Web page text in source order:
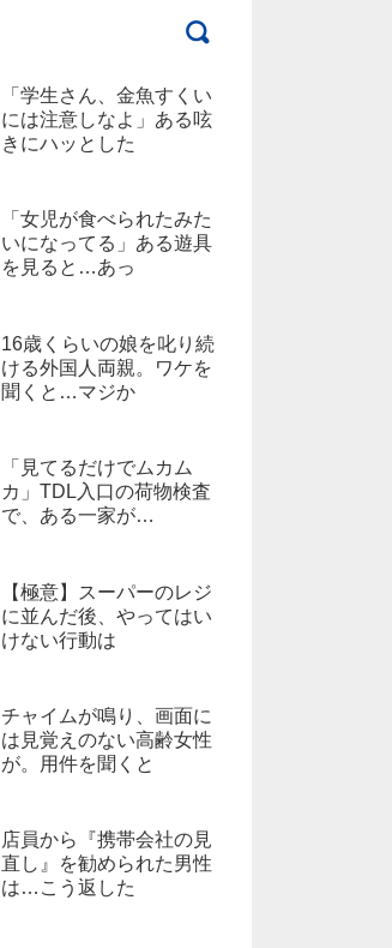
「学生さん、金魚すくい
には注意しなよ」ある呟
きにハッとした
「女児が食べられたみた
いになってる」ある遊具
を見ると…あっ
16歳くらいの娘を叱り続
ける外国人両親。ワケを
聞くと…マジか
「見てるだけでムカム
カ」TDL入口の荷物検査
で、ある一家が…
【極意】スーパーのレジ
に並んだ後、やってはい
けない行動は
チャイムが鳴り、画面に
は見覚えのない高齢女性
が。用件を聞くと
店員から『携帯会社の見
直し』を勧められた男性
は…こう返した